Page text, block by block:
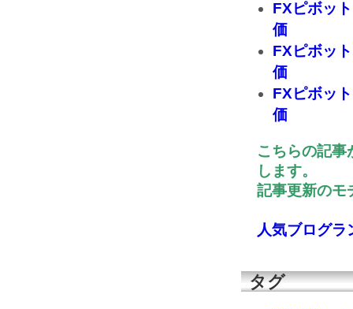
FXピボッ
価
FXピボッ
価
FXピボッ
価
こちらの記事
します。
記事更新のモ
人気ブログラ
タグ